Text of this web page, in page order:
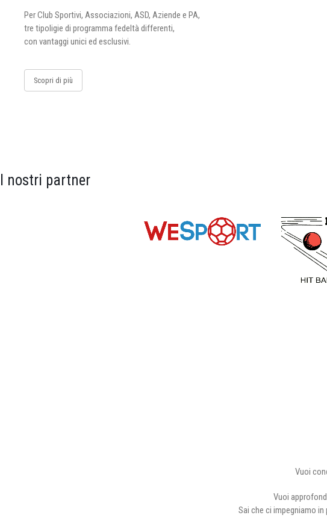
Per Club Sportivi, Associazioni, ASD, Aziende e PA,
tre tipoligie di programma fedeltà differenti,
con vantaggi unici ed esclusivi.
Scopri di più
I nostri partner
Vuoi
Vuoi
Sai che ci impegniamo